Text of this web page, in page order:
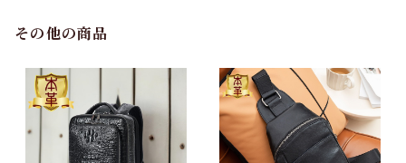
その他の商品